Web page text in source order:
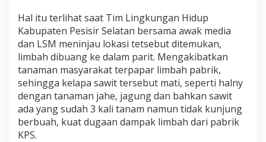
n
L
m
b
a
h
S
e
m
Hal itu terlihat saat Tim Lingkungan Hidup
Kabupaten Pesisir Selatan bersama awak media
dan LSM meninjau lokasi tetsebut ditemukan,
limbah dibuang ke dalam parit. Mengakibatkan
tanaman masyarakat terpapar limbah pabrik,
sehingga kelapa sawit tersebut mati, seperti halny
dengan tanaman jahe, jagung dan bahkan sawit
ada yang sudah 3 kali tanam namun tidak kunjung
berbuah, kuat dugaan dampak limbah dari pabrik
KPS.